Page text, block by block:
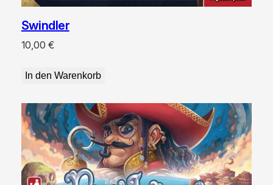
Swindler
10,00 €
In den Warenkorb